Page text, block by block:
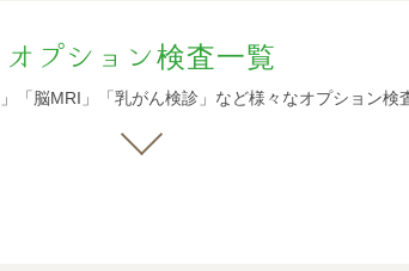
オプション検査一覧
「脳MRI」「乳がん検診」など様々なオプション検